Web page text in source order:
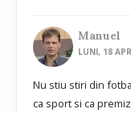
Manuel
LUNI, 18
Nu stiu stiri din
ca sport si ca